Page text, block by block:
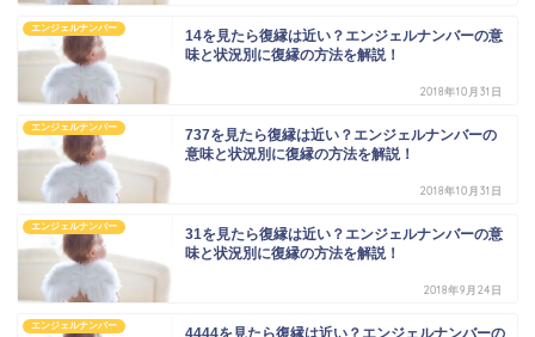
エンジェルナンバー
14を見たら復縁は近い？エンジェルナンバーの意
味と状況別に復縁の方法を解説！
2018年10月31日
エンジェルナンバー
737を見たら復縁は近い？エンジェルナンバーの
意味と状況別に復縁の方法を解説！
2018年10月31日
エンジェルナンバー
31を見たら復縁は近い？エンジェルナンバーの意
味と状況別に復縁の方法を解説！
2018年9月24日
エンジェルナンバー
4444を見たら復縁は近い？エンジェルナンバーの